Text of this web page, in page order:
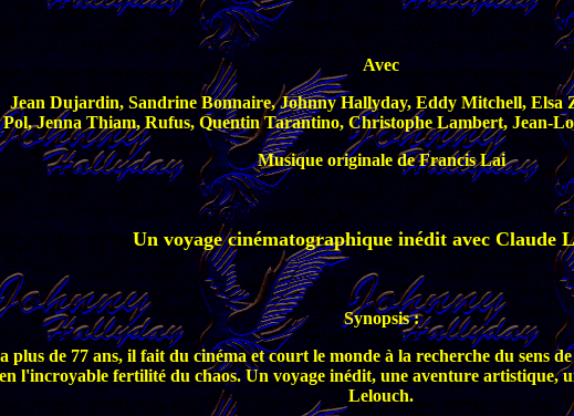
Avec
Jean Dujardin, Sandrine Bonnaire, Johnny Hallyday, Eddy Mitchell, Elsa
Jenna Thiam, Rufus, Quentin Tarantino, Christophe Lambert, Jean-
Musique originale de Francis Lai
Un voyage cinématographique inédit avec Claude
Synopsis :
de 77 ans, il fait du cinéma et court le monde à la recherche du sens
l'incroyable fertilité du chaos. Un voyage inédit, une aventure artistique,
Lelouch.